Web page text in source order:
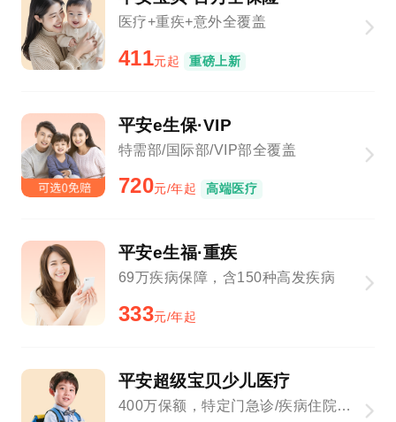
医疗+重疾+意外全覆盖
411元起 重磅上新
平安e生保·VIP
特需部/国际部/VIP部全覆盖
720元/年起 高端医疗
平安e生福·重疾
69万疾病保障，含150种高发疾病
333元/年起
平安超级宝贝少儿医疗
400万保额，特定门急诊/疾病住院全覆盖